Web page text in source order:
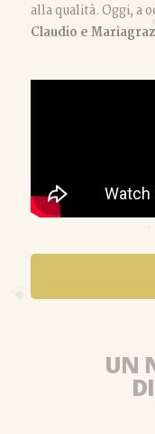
alla qualità. Oggi, a
Claudio e
UN